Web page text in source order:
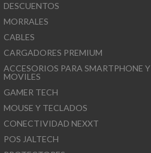
DESCUENTOS
MORRALES
CABLES
CARGADORES PREMIUM
ACCESORIOS PARA SMARTPHONE Y
MOVILES
GAMER TECH
MOUSE Y TECLADOS
CONECTIVIDAD NEXXT
POS JALTECH